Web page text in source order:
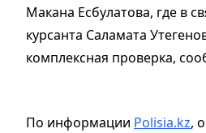
Макана Есбулатова, где в
курсанта Саламата
комплексная проверка,
По информации Polisia.kz,